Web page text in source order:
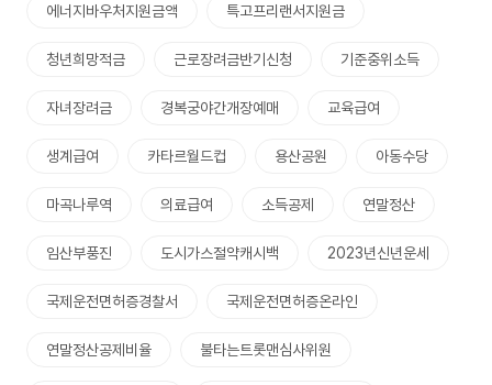
에너지바우처지원금액 특고프리랜서지원금
청년희망적금 근로장려금반기신청 기준중위소득
자녀장려금 경복궁야간개장예매 교육급여
생계급여 카타르월드컵 용산공원 아동수당
마곡나루역 의료급여 소득공제 연말정산
임산부풍진 도시가스절약캐시백 2023년신년운세
국제운전면허증경찰서 국제운전면허증온라인
연말정산공제비율 불타는트롯맨심사위원